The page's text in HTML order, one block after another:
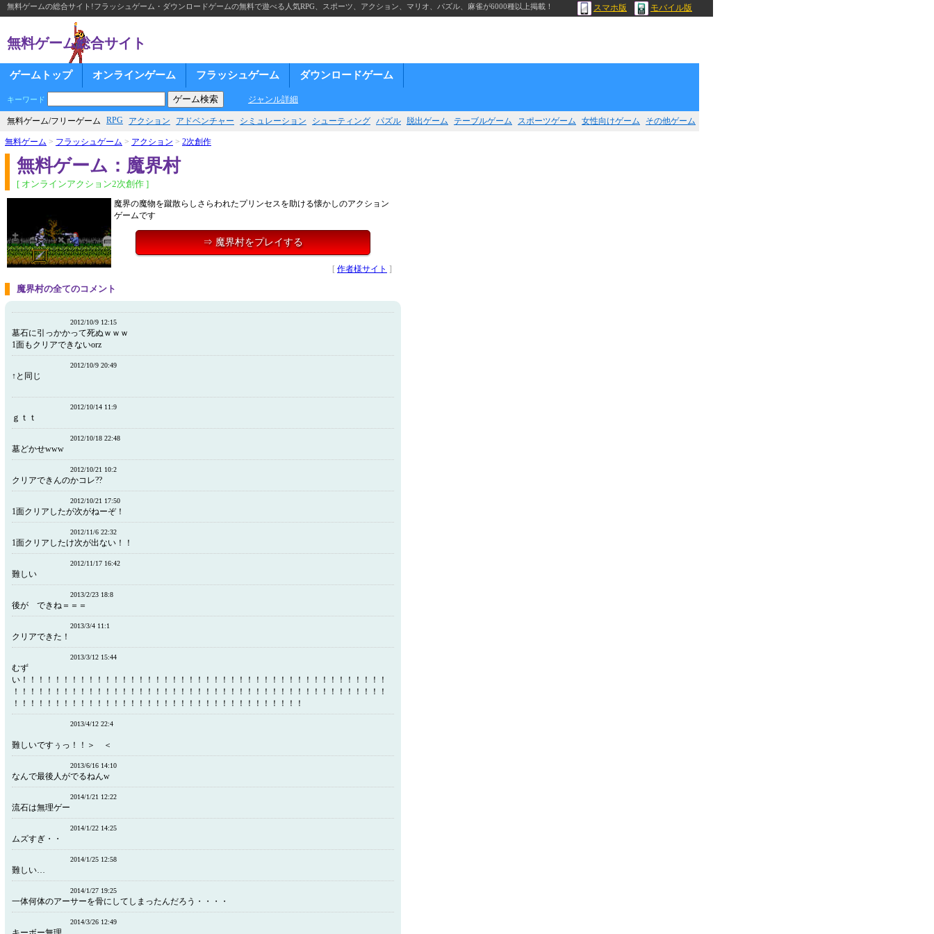
無料ゲームの総合サイト!フラッシュゲーム・ダウンロードゲームの無料で遊べる人気RPG、スポーツ、アクション、マリオ、パズル、麻雀が6000種以上掲載！ スマホ版 モバイル版
無料ゲーム総合サイト
ゲームトップ オンラインゲーム フラッシュゲーム ダウンロードゲーム
キーワード ジャンル詳細
無料ゲーム/フリーゲーム RPG アクション アドベンチャー シミュレーション シューティング パズル 脱出ゲーム テーブルゲーム スポーツゲーム 女性向けゲーム その他ゲーム
無料ゲーム > フラッシュゲーム > アクション > 2次創作
無料ゲーム：魔界村
[ オンラインアクション2次創作 ]
魔界の魔物を蹴散らしさらわれたプリンセスを助ける懐かしのアクション
ゲームです
⇒ 魔界村をプレイする
[ 作者様サイト ]
魔界村の全てのコメント
2012/10/9 12:15
墓石に引っかかって死ぬｗｗｗ
1面もクリアできないorz
2012/10/9 20:49
↑と同じ
2012/10/14 11:9
ｇｔｔ
2012/10/18 22:48
墓どかせwww
2012/10/21 10:2
クリアできんのかコレ??
2012/10/21 17:50
1面クリアしたが次がねーぞ！
2012/11/6 22:32
1面クリアしたけ次が出ない！！
2012/11/17 16:42
難しい
2013/2/23 18:8
後が できね＝＝＝
2013/3/4 11:1
クリアできた！
2013/3/12 15:44
むず
い！！！！！！！！！！！！！！！！！！！！！！！！！！！！！！！！！！！！！！！！！！！！
！！！！！！！！！！！！！！！！！！！！！！！！！！！！！！！！！！！！！！！！！！！！！
！！！！！！！！！！！！！！！！！！！！！！！！！！！！！！！！！！！
2013/4/12 22:4
難しいですぅっ！！＞ ＜
2013/6/16 14:10
なんで最後人がでるねんw
2014/1/21 12:22
流石は無理ゲー
2014/1/22 14:25
ムズすぎ・・
2014/1/25 12:58
難しい…
2014/1/27 19:25
一体何体のアーサーを骨にしてしまったんだろう・・・・
2014/3/26 12:49